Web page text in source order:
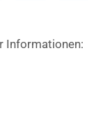
Informationen: